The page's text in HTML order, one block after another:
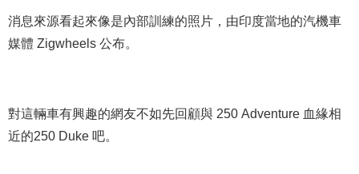
消息來源看起來像是內部訓練的照片，由印度當地的汽機車
媒體 Zigwheels 公布。
對這輛車有興趣的網友不如先回顧與 250 Adventure 血緣相
近的250 Duke 吧。